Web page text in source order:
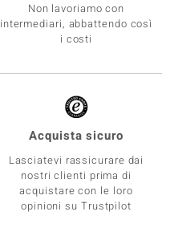
Non lavoriamo con
intermediari, abbattendo così
i costi
Acquista sicuro
Lasciatevi rassicurare dai
nostri clienti prima di
acquistare con le loro
opinioni su Trustpilot